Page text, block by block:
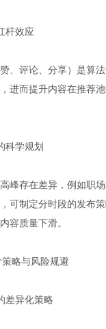
杆效应
、评论、分享）是算
进而提升内容在推荐
科学规划
峰存在差异，例如职
可制定分时段的发布
容质量下滑。
略与风险规避
差异化策略